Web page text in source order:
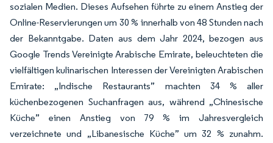
sozialen Medien. Dieses Aufsehen führte zu einem Anstieg der
Online-Reservierungen um 30 % innerhalb von 48 Stunden nach
der Bekanntgabe. Daten aus dem Jahr 2024, bezogen aus
Google Trends Vereinigte Arabische Emirate, beleuchteten die
vielfältigen kulinarischen Interessen der Vereinigten Arabischen
Emirate: „Indische Restaurants” machten 34 % aller
küchenbezogenen Suchanfragen aus, während „Chinesische
Küche” einen Anstieg von 79 % im Jahresvergleich
verzeichnete und „Libanesische Küche” um 32 % zunahm.